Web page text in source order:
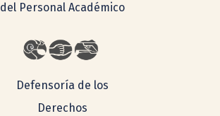
del Personal Académico
Defensoría de los
Derechos